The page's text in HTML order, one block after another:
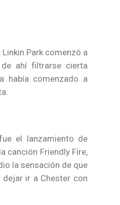
Park comenzó a
ahí filtrarse cierta
había comenzado a
el lanzamiento de
canción Friendly Fire,
la sensación de que
ir a Chester con